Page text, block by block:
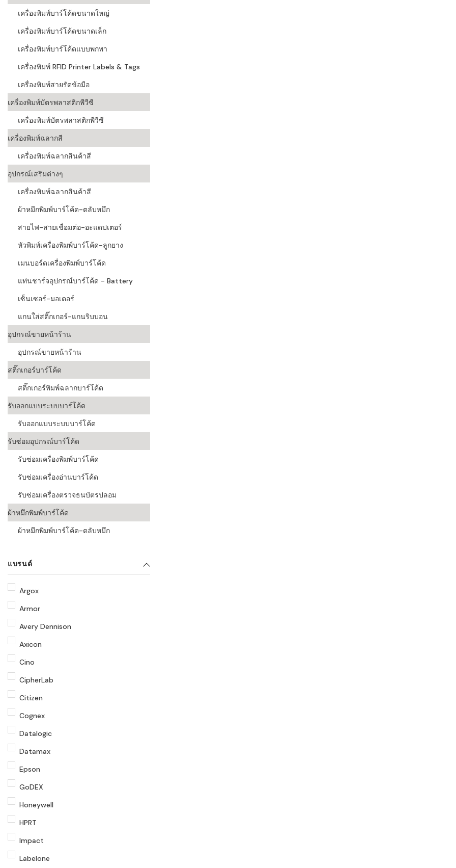
เครื่องพิมพ์บาร์โค้ดขนาดใหญ่
เครื่องพิมพ์บาร์โค้ดขนาดเล็ก
เครื่องพิมพ์บาร์โค้ดแบบพกพา
เครื่องพิมพ์ RFID Printer Labels & Tags
เครื่องพิมพ์สายรัดข้อมือ
เครื่องพิมพ์บัตรพลาสติกพีวีซี
เครื่องพิมพ์บัตรพลาสติกพีวีซี
เครื่องพิมพ์ฉลากสี
เครื่องพิมพ์ฉลากสินค้าสี
อุปกรณ์เสริมต่างๆ
เครื่องพิมพ์ฉลากสินค้าสี
ผ้าหมึกพิมพ์บาร์โค้ด-ตลับหมึก
สายไฟ-สายเชื่อมต่อ-อะแดปเตอร์
หัวพิมพ์เครื่องพิมพ์บาร์โค้ด-ลูกยาง
เมนบอร์ดเครื่องพิมพ์บาร์โค้ด
แท่นชาร์จอุปกรณ์บาร์โค้ด - Battery
เซ็นเซอร์-มอเตอร์
แกนใส่สติ๊กเกอร์-แกนริบบอน
อุปกรณ์ขายหน้าร้าน
อุปกรณ์ขายหน้าร้าน
สติ๊กเกอร์บาร์โค้ด
สติ๊กเกอร์พิมพ์ฉลากบาร์โค้ด
รับออกแบบระบบบาร์โค้ด
รับออกแบบระบบบาร์โค้ด
รับซ่อมอุปกรณ์บาร์โค้ด
รับซ่อมเครื่องพิมพ์บาร์โค้ด
รับซ่อมเครื่องอ่านบาร์โค้ด
รับซ่อมเครื่องตรวจธนบัตรปลอม
ผ้าหมึกพิมพ์บาร์โค้ด
ผ้าหมึกพิมพ์บาร์โค้ด-ตลับหมึก
แบรนด์
Argox
Armor
Avery Dennison
Axicon
Cino
CipherLab
Citizen
Cognex
Datalogic
Datamax
Epson
GoDEX
Honeywell
HPRT
Impact
Labelone